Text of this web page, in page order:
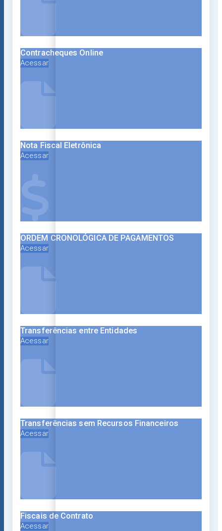
Contracheques Online
Acessar
Nota Fiscal Eletrônica
Acessar
ORDEM CRONOLÓGICA DE PAGAMENTOS
Acessar
Transferências entre Entidades
Acessar
Transferências sem Recursos Financeiros
Acessar
Fiscais de Contrato
Acessar